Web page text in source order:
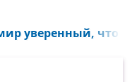
уверенный, что